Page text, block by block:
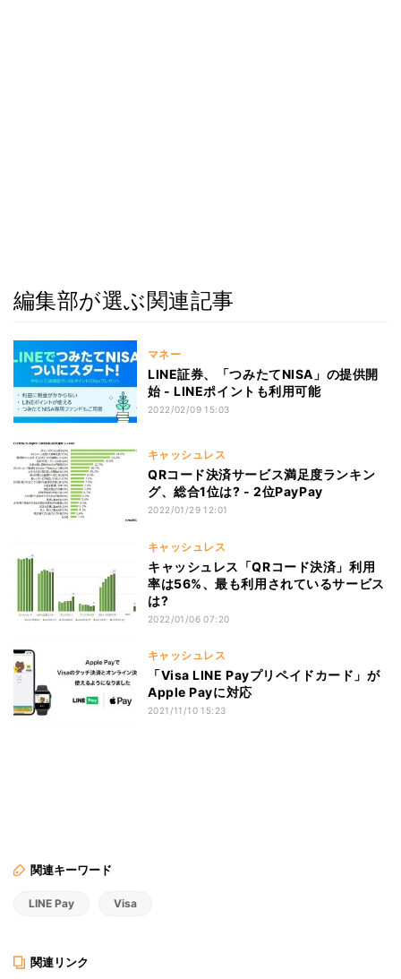
編集部が選ぶ関連記事
マネー
LINE証券、「つみたてNISA」の提供開
始 - LINEポイントも利用可能
2022/02/09 15:03
キャッシュレス
QRコード決済サービス満足度ランキン
グ、総合1位は? - 2位PayPay
2022/01/29 12:01
キャッシュレス
キャッシュレス「QRコード決済」利用
率は56%、最も利用されているサービス
は?
2022/01/06 07:20
キャッシュレス
「Visa LINE Payプリペイドカード」が
Apple Payに対応
2021/11/10 15:23
関連キーワード
LINE Pay Visa
関連リンク